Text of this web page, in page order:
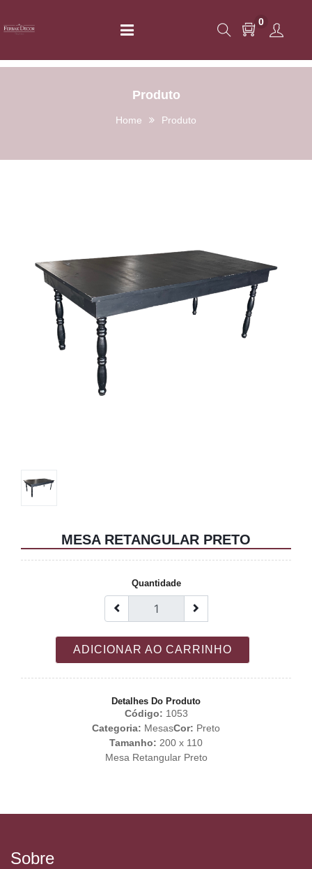
0
Produto
Home Produto
MESA RETANGULAR PRETO
Quantidade
ADICIONAR AO CARRINHO
Detalhes Do Produto
Código: 1053
Categoria: MesasCor: Preto
Tamanho: 200 x 110
Mesa Retangular Preto
Sobre